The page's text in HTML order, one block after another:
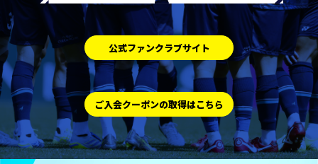
公式ファンクラブサイト
ご入会クーポンの取得はこちら